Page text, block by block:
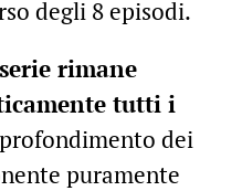
degli 8 episodi.
rimane
tutti i
dei
puramente